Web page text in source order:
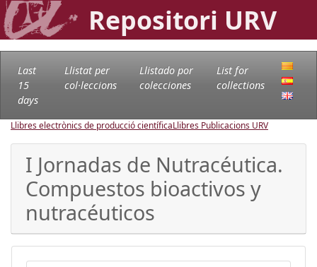
Repositori URV
Last
15
days
Llistat per
col·leccions
Llistado por
colecciones
List for
collections
Llibres electrònics de producció científicaLlibres Publicacions URV
I Jornadas de Nutracéutica.
Compuestos bioactivos y
nutracéuticos